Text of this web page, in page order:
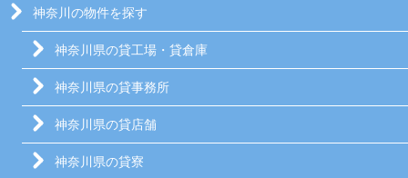
神奈川の物件を探す
神奈川県の貸工場・貸倉庫
神奈川県の貸事務所
神奈川県の貸店舗
神奈川県の貸寮